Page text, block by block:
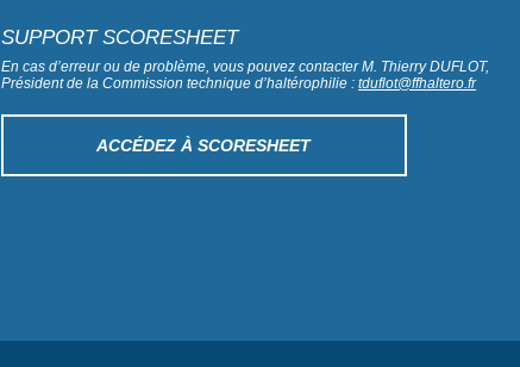
SUPPORT SCORESHEET
En cas d’erreur ou de problème, vous pouvez contacter M. Thierry DUFLOT,
Président de la Commission technique d’haltérophilie :tduflot@ffhaltero.fr
ACCÉDEZ À SCORESHEET